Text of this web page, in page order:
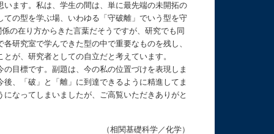
ます。私は、学生の間は、単に最先端の未開拓の
の型を学ぶ場、いわゆる「守破離」でいう型を守
の在り方からきた言葉だそうですが、研究でも同
研究室で学んできた型の中で重要なものを残し、
が、研究者としての自立だと考えています。
目標です。副題は、今の私の位置づけを表現しま
、「破」と「離」に到達できるように精進してま
なってしまいましたが、ご高覧いただきありがと
（相関基礎科学／化学）